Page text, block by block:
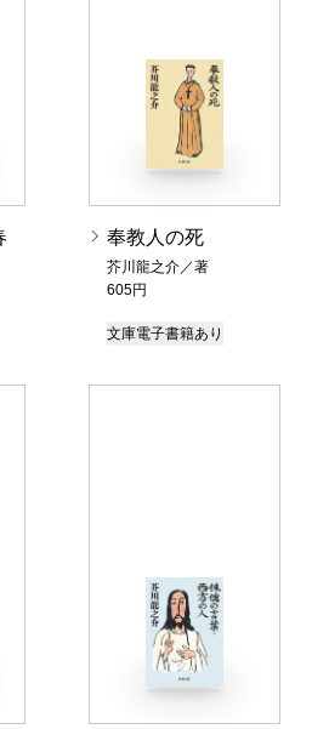
奉教人の死
芥川龍之介／著
605円
文庫電子書籍あり